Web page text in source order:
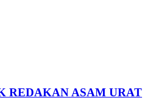
REDAKAN ASAM URAT